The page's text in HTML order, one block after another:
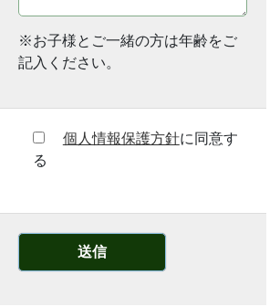
※お子様とご一緒の方は年齢をご
記入ください。
個人情報保護方針に同意す
る